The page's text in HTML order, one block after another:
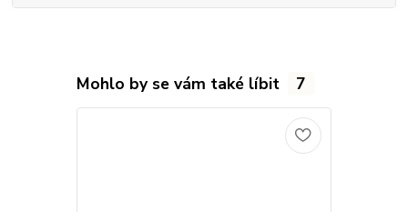
Mohlo by se vám také líbit 7